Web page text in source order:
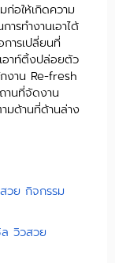
อให้เกิดความ
รทำงานเอาได้
ารเปลี่ยนที่
อาท์ติ้งปล่อยตัว
งาน Re-fresh
นที่จัดงาน
มด้านที่ด้านล่าง
วย กิจกรรม
วิวสวย